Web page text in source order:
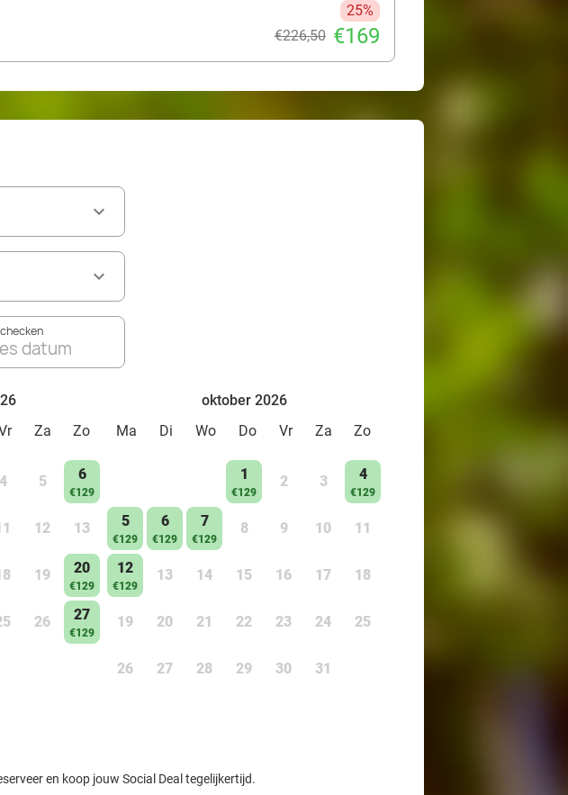
25%
€226,50 €169
datum
Za Zo
4 5 6
€129
12 13
19 20
€129
26 27
€129
oktober 2026
Ma
Di Wo Do Vr Za Zo
1
€129
2 3 4
€129
5
€129
6
€129
7
€129
8 9 10 11
12
€129
13 14 15 16 17 18
19 20 21 22 23 24 25
26 27 28 29 30 31
en koop jouw Social Deal tegelijkertijd.